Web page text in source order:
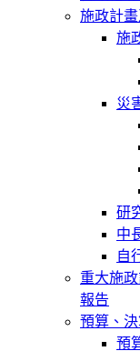
施政計
施
災
研
中
自
重大施
報告
預算、
預